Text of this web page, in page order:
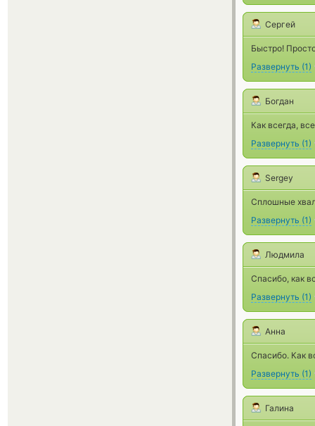
Сергей
Быстро!
Развернуть (1)
Богдан
Как всегда,
Развернуть (1)
Sergey
Сплошные
Развернуть (1)
Людмила
Спасибо, как
Развернуть (1)
Анна
Спасибо. Как
Развернуть (1)
Галина